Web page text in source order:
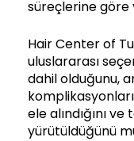
süreçlerine göre
Hair Center of
uluslararası
dahil olduğunu,
ele alındığını
yürütüldüğünü